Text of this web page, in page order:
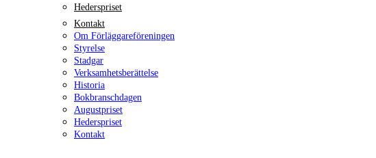
Hederspriset
Kontakt
Om Förläggareföreningen
Styrelse
Stadgar
Verksamhetsberättelse
Historia
Bokbranschdagen
Augustpriset
Hederspriset
Kontakt